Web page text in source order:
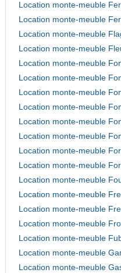
Location monte-meuble
Location monte-meuble
Location monte-meuble
Location monte-meuble
Location monte-meuble
Location monte-meuble
Location monte-meuble
Location monte-meuble
Location monte-meuble
Location monte-meuble
Location monte-meuble
Location monte-meuble
Location monte-meuble
Location monte-meuble
Location monte-meuble
Location monte-meuble
Location monte-meuble
Location monte-meuble
Location monte-meuble